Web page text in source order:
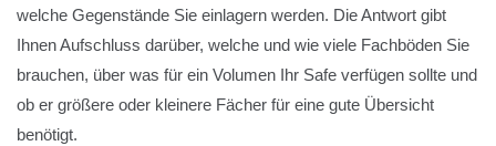
welche Gegenstände Sie einlagern werden. Die Antwort gibt
Ihnen Aufschluss darüber, welche und wie viele Fachböden Sie
brauchen, über was für ein Volumen Ihr Safe verfügen sollte und
ob er größere oder kleinere Fächer für eine gute Übersicht
benötigt.